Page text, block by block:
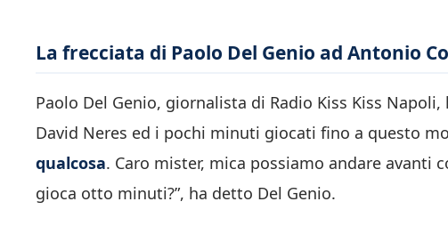
La frecciata di Paolo Del Genio ad Antonio
Paolo Del Genio, giornalista di Radio Kiss Kiss
David Neres ed i pochi minuti giocati fino a questo
qualcosa. Caro mister, mica possiamo andare avanti
gioca otto minuti?”, ha detto Del Genio.